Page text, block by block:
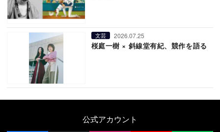
文芸 2026.07.25
桜庭一樹 × 斜線堂有紀、競作を語る
公式アカウント